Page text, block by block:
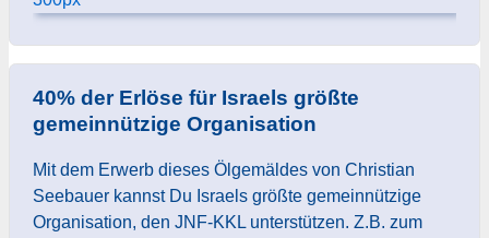
40% der Erlöse für Israels größte
gemeinnützige Organisation
Mit dem Erwerb dieses Ölgemäldes von Christian
Seebauer kannst Du Israels größte gemeinnützige
Organisation, den JNF-KKL unterstützen. Z.B. zum